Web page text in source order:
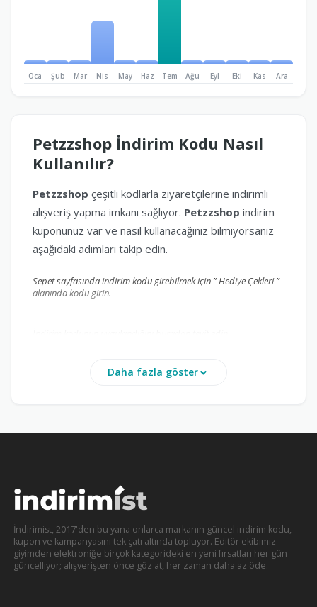
Oca Şub Mar Nis May Haz Tem Ağu Eyl Eki Kas Ara
Petzzshop İndirim Kodu Nasıl
Kullanılır?
Petzzshop çeşitli kodlarla ziyaretçilerine indirimli
alışveriş yapma imkanı sağlıyor. Petzzshop indirim
kuponunuz var ve nasıl kullanacağınız bilmiyorsanız
aşağıdaki adımları takip edin.
Sepet sayfasında indirim kodu girebilmek için ” Hediye Çekleri ”
alanında kodu girin.
tarafından oluşturulan ve kampanyayla
Petzzshop.comsitesine giriş yapın.
Satın almak istediğiniz ürünü sepete ekleyin.
Sepet ekranındaki ”Hediye Çekleri” kısmına
elinizdeki indirim kodunu girin.
Daha fazla göster
İndirimist, 2017'den bu yana onlarca markanın güncel indirim kodu,
kupon ve kampanyasını tek çatı altında topluyor. Editör ekibimiz
giyimden elektroniğe birçok kategorideki en yeni fırsatları her gün
güncelliyor; alışverişten önce göz at, her zaman daha az öde.